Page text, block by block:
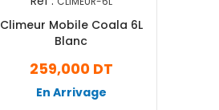
Climeur Mobile Coala 6L
Blanc
259,000 DT
En Arrivage